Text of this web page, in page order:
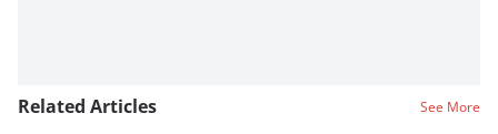
Related Articles See More